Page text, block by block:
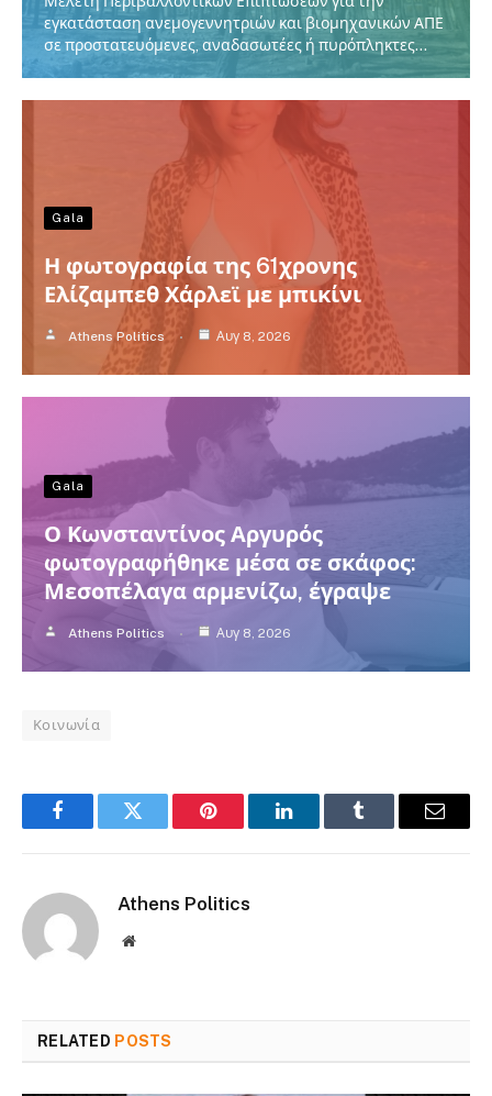
εγκατάσταση ανεμογεννητριών και βιομηχανικών ΑΠΕ
σε προστατευόμενες, αναδασωτέες ή πυρόπληκτες…
Gala
Η φωτογραφία της 61χρονης
Ελίζαμπεθ Χάρλεϊ με μπικίνι
Athens Politics Αυγ 8, 2026
Gala
Ο Κωνσταντίνος Αργυρός
φωτογραφήθηκε μέσα σε σκάφος:
Μεσοπέλαγα αρμενίζω, έγραψε
Athens Politics Αυγ 8, 2026
Κοινωνία
FacebookTwitter Pinterest LinkedInTumblr Email
Athens Politics
Website
RELATED POSTS